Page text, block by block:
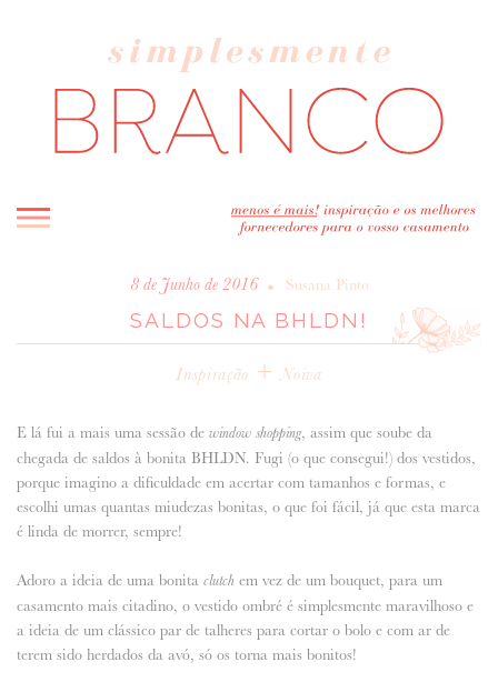
INICIO
BLOG
ENTREVISTAS
CASAVA-ME AQUI!
FORNECEDORES RECOMENDADOS
ANUNCIE CONNOSCO
8 de Junho de 2016 • Susana Pinto
SALDOS NA BHLDN!
Inspiração + Noiva
E lá fui a mais uma sessão de window shopping, assim que soube da
chegada de saldos à bonita BHLDN. Fugi (o que consegui!) dos vestidos,
porque imagino a dificuldade em acertar com tamanhos e formas, e
escolhi umas quantas miudezas bonitas, o que foi fácil, já que esta marca
é linda de morrer, sempre!
Adoro a ideia de uma bonita clutch em vez de um bouquet, para um
casamento mais citadino, o vestido ombré é simplesmente maravilhoso e
a ideia de um clássico par de talheres para cortar o bolo e com ar de
terem sido herdados da avó, só os torna mais bonitos!